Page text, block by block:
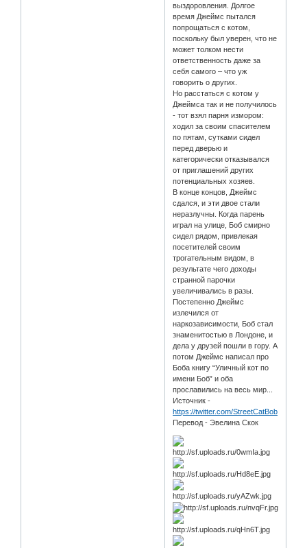
выздоровления. Долгое
время Джеймс пытался
попрощаться с котом,
поскольку был уверен, что не
может толком нести
ответственность даже за
себя самого – что уж
говорить о других.
Но расстаться с котом у
Джеймса так и не получилось
- тот взял парня измором:
ходил за своим спасителем
по пятам, сутками сидел
перед дверью и
категорически отказывался
от приглашений других
потенциальных хозяев.
В конце концов, Джеймс
сдался, и эти двое стали
неразлучны. Когда парень
играл на улице, Боб смирно
сидел рядом, привлекая
посетителей своим
трогательным видом, в
результате чего доходы
странной парочки
увеличивались в разы.
Постепенно Джеймс
излечился от
наркозависимости, Боб стал
знаменитостью в Лондоне, и
дела у друзей пошли в гору. А
потом Джеймс написал про
Боба книгу “Уличный кот по
имени Боб” и оба
прославились на весь мир...
Источник -
https://twitter.com/StreetCatBob
Перевод - Эвелина Скок